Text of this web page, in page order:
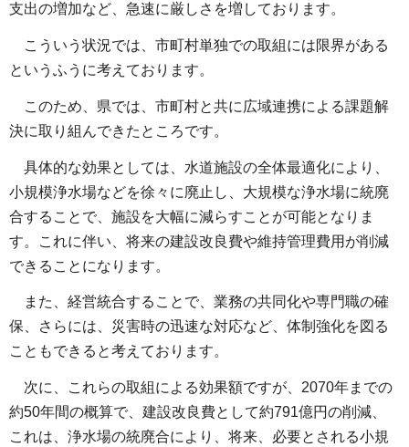
支出の増加など、急速に厳しさを増しております。
こういう状況では、市町村単独での取組には限界がある
というふうに考えております。
このため、県では、市町村と共に広域連携による課題解
決に取り組んできたところです。
具体的な効果としては、水道施設の全体最適化により、
小規模浄水場などを徐々に廃止し、大規模な浄水場に統廃
合することで、施設を大幅に減らすことが可能となりま
す。これに伴い、将来の建設改良費や維持管理費用が削減
できることになります。
また、経営統合することで、業務の共同化や専門職の確
保、さらには、災害時の迅速な対応など、体制強化を図る
こともできると考えております。
次に、これらの取組による効果額ですが、2070年までの
約50年間の概算で、建設改良費として約791億円の削減、
これは、浄水場の統廃合により、将来、必要とされる小規